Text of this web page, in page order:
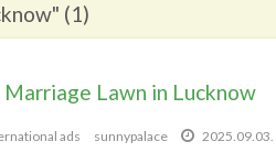
(1)
Lawn in Lucknow
ads sunnypalace 2025.09.03.